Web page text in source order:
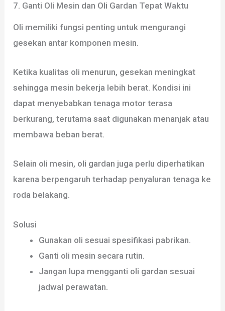
7. Ganti Oli Mesin dan Oli Gardan Tepat Waktu
Oli memiliki fungsi penting untuk mengurangi
gesekan antar komponen mesin.
Ketika kualitas oli menurun, gesekan meningkat
sehingga mesin bekerja lebih berat. Kondisi ini
dapat menyebabkan tenaga motor terasa
berkurang, terutama saat digunakan menanjak atau
membawa beban berat.
Selain oli mesin, oli gardan juga perlu diperhatikan
karena berpengaruh terhadap penyaluran tenaga ke
roda belakang.
Solusi
Gunakan oli sesuai spesifikasi pabrikan.
Ganti oli mesin secara rutin.
Jangan lupa mengganti oli gardan sesuai
jadwal perawatan.